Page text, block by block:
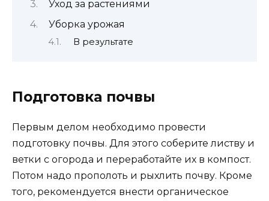
Уход за растениями
Уборка урожая
В результате
Подготовка почвы
Первым делом необходимо провести
подготовку почвы. Для этого соберите листву и
ветки с огорода и переработайте их в компост.
Потом надо прополоть и рыхлить почву. Кроме
того, рекомендуется внести органическое